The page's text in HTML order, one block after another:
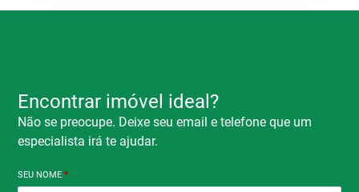
Encontrar imóvel ideal?
Não se preocupe. Deixe seu email e telefone que um
especialista irá te ajudar.
SEU NOME*